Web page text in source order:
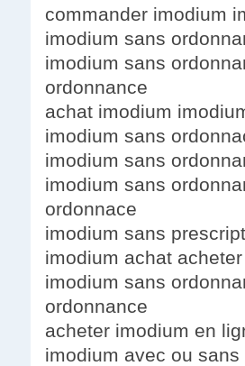
commander imodium
imodium sans
imodium sans
ordonnance
achat imodium
imodium sans
imodium sans
imodium sans
ordonnace
imodium sans
imodium achat
imodium sans
ordonnance
acheter imodium en
imodium avec ou